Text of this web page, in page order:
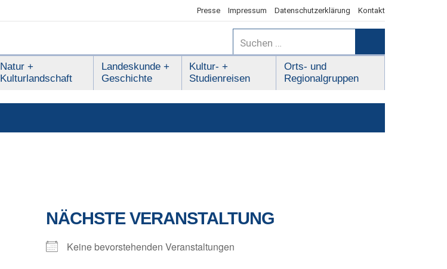
Presse Impressum Datenschutzerklärung Kontakt
Suchen
nach:
Natur +
Kulturlandschaft
Landeskunde +
Geschichte
Kultur- +
Studienreisen
Orts- und
Regionalgruppen
NÄCHSTE VERANSTALTUNG
Keine bevorstehenden Veranstaltungen